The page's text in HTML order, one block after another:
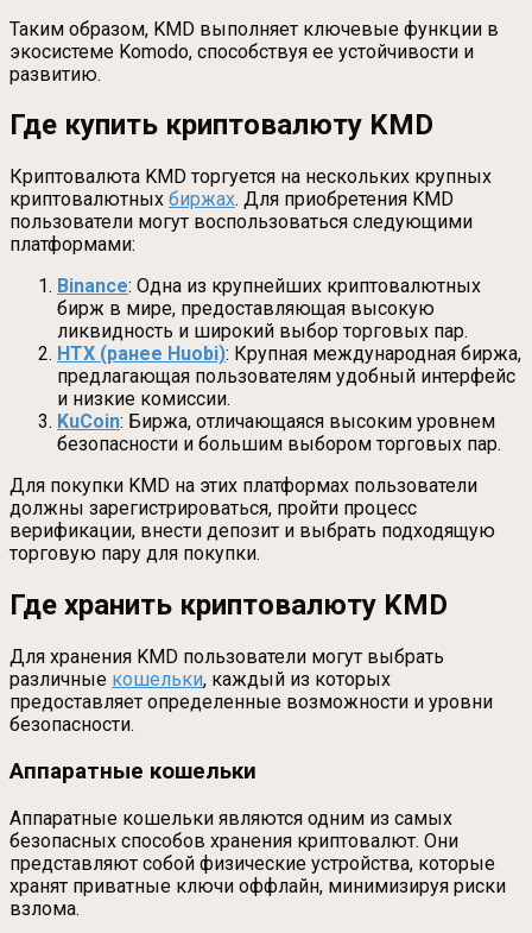
Таким образом, KMD выполняет ключевые функции в
экосистеме Komodo, способствуя ее устойчивости и
развитию.
Где купить криптовалюту KMD
Криптовалюта KMD торгуется на нескольких крупных
криптовалютных биржах. Для приобретения KMD
пользователи могут воспользоваться следующими
платформами:
Binance: Одна из крупнейших криптовалютных
бирж в мире, предоставляющая высокую
ликвидность и широкий выбор торговых пар.
HTX (ранее Huobi): Крупная международная биржа,
предлагающая пользователям удобный интерфейс
и низкие комиссии.
KuCoin: Биржа, отличающаяся высоким уровнем
безопасности и большим выбором торговых пар.
Для покупки KMD на этих платформах пользователи
должны зарегистрироваться, пройти процесс
верификации, внести депозит и выбрать подходящую
торговую пару для покупки.
Где хранить криптовалюту KMD
Для хранения KMD пользователи могут выбрать
различные кошельки, каждый из которых
предоставляет определенные возможности и уровни
безопасности.
Аппаратные кошельки
Аппаратные кошельки являются одним из самых
безопасных способов хранения криптовалют. Они
представляют собой физические устройства, которые
хранят приватные ключи оффлайн, минимизируя риски
взлома.